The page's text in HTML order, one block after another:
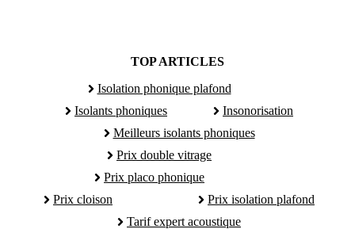
TOP ARTICLES
Isolation phonique plafond
Isolants phoniques
Insonorisation
Meilleurs isolants phoniques
Prix double vitrage
Prix placo phonique
Prix cloison
Prix isolation plafond
Tarif expert acoustique